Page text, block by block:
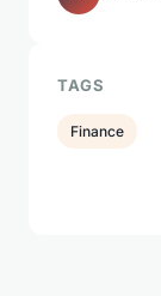
TAGS
Finance